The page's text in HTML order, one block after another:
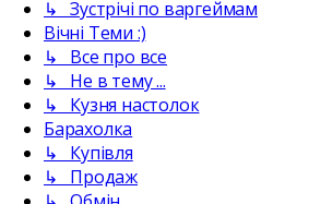
↳ Зустрічі по варгеймам
Вічні Теми :)
↳ Все про все
↳ Не в тему ...
↳ Кузня настолок
Барахолка
↳ Купівля
↳ Продаж